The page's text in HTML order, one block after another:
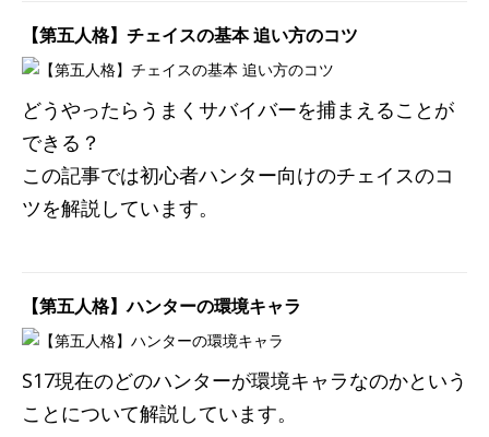
【第五人格】チェイスの基本 追い方のコツ
どうやったらうまくサバイバーを捕まえることが
できる？
この記事では初心者ハンター向けのチェイスのコ
ツを解説しています。
【第五人格】ハンターの環境キャラ
S17現在のどのハンターが環境キャラなのかという
ことについて解説しています。